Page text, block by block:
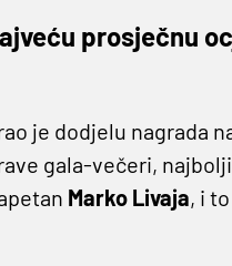
prosječnu
je dodjelu nagrada
gala-večeri,
Marko Livaja, i